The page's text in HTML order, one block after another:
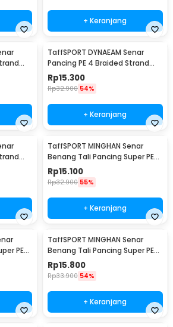
+ Keranjang
TaffSPORT DYNAEAM Senar
Pancing PE 4 Braided Strand
Fishing Line 100M 0.8 - FM10
Rp15.300
Rp32.900 54%
+ Keranjang
TaffSPORT MINGHAN Senar
Benang Tali Pancing Super PE
Braided Line 100M 0.4 - X4
Rp15.100
Rp32.900 55%
+ Keranjang
PE
TaffSPORT MINGHAN Senar
Benang Tali Pancing Super PE
Braided Line 100M 1.0 - X4
Rp15.800
Rp33.900 54%
+ Keranjang